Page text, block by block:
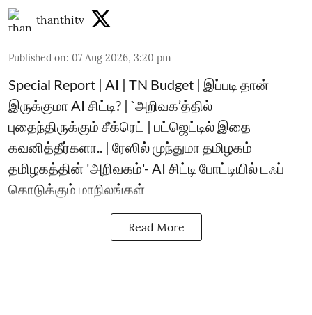
thanthitv
Published on: 07 Aug 2026, 3:20 pm
Special Report | AI | TN Budget | இப்படி தான்
இருக்குமா AI சிட்டி? | `அறிவக’த்தில்
புதைந்திருக்கும் சீக்ரெட் | பட்ஜெட்டில் இதை
கவனித்தீர்களா.. | ரேஸில் முந்துமா தமிழகம்
தமிழகத்தின் 'அறிவகம்'- AI சிட்டி போட்டியில் டஃப்
கொடுக்கும் மாநிலங்கள்
Read More